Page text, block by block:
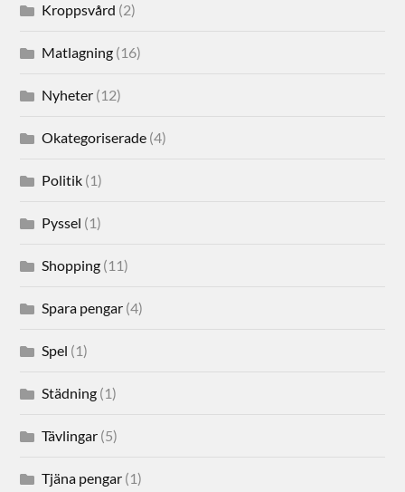
Kroppsvård (2)
Matlagning (16)
Nyheter (12)
Okategoriserade (4)
Politik (1)
Pyssel (1)
Shopping (11)
Spara pengar (4)
Spel (1)
Städning (1)
Tävlingar (5)
Tjäna pengar (1)